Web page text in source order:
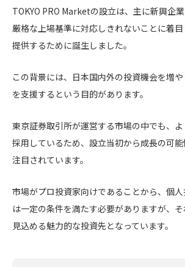
TOKYO PRO Marketの設立は、主に新興企
厳格な上場基準に対応しきれないことに着
提供するために誕生しました。
この背景には、日本国内外の投資機会を増
を支援するという目的があります。
東京証券取引所が運営する市場の中でも、
採用しているため、設立当初から成長の可
注目されています。
市場がプロ投資家向けであることから、個
は一定の条件を満たす必要がありますが、
見込める魅力的な投資先となっています。